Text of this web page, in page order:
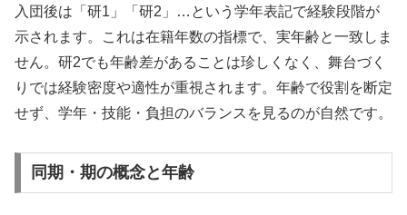
入団後は「研1」「研2」…という学年表記で経験段階が
示されます。これは在籍年数の指標で、実年齢と一致しま
せん。研2でも年齢差があることは珍しくなく、舞台づく
りでは経験密度や適性が重視されます。年齢で役割を断定
せず、学年・技能・負担のバランスを見るのが自然です。
同期・期の概念と年齢